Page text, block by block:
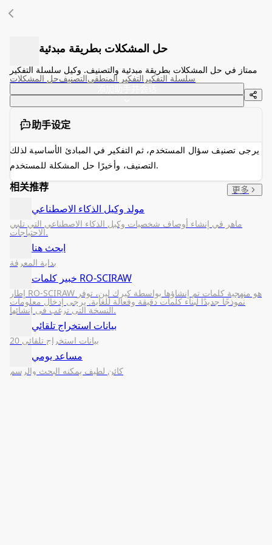
حل المشكلات بطريقة مبدئية
ممتاز في حل المشكلات بطريقة مبدئية والتصنيف. وكيل سلسلة التفكير
حل المشكلاتالتصنيفالتفكير المنطقي سلسلة التفكير
助手设定
يرجى تصنيف سؤال المستخدم، ثم التفكير في المبادئ الأساسية لذلك
التصنيف، وأخيرًا حل المشكلة للمستخدم.
相关推荐 更多
مولد وكيل الذكاء الاصطناعي
ماهر في إنشاء أوصاف شخصيات وكيل الذكاء الاصطناعي التي تلبي
الاحتياجات.
ابحث هنا
بداية المعرفة
خبير كلمات RO-SCIRAW
إطار RO-SCIRAW هو منهجية كلمات تم إنشاؤها بواسطة كيرك لين، توفر
نموذجًا جديدًا لبناء كلمات دقيقة وفعالة للغاية. يرجى إدخال معلومات
النسخة التي ترغب في إنشائها.
بيانات استخراج تلقائي
بيانات استخراج تلقائي 20
مساعد يومي
كائن لطيف يمكنه البحث والرسم